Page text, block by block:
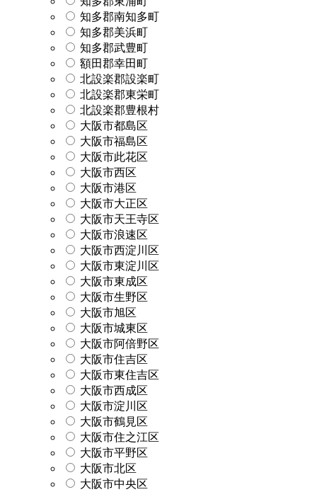
知多郡南知多町
知多郡美浜町
知多郡武豊町
額田郡幸田町
北設楽郡設楽町
北設楽郡東栄町
北設楽郡豊根村
大阪市都島区
大阪市福島区
大阪市此花区
大阪市西区
大阪市港区
大阪市大正区
大阪市天王寺区
大阪市浪速区
大阪市西淀川区
大阪市東淀川区
大阪市東成区
大阪市生野区
大阪市旭区
大阪市城東区
大阪市阿倍野区
大阪市住吉区
大阪市東住吉区
大阪市西成区
大阪市淀川区
大阪市鶴見区
大阪市住之江区
大阪市平野区
大阪市北区
大阪市中央区